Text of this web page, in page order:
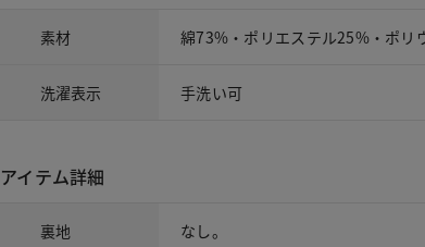
素材 綿73%・ポリエステル25%・ポリ
洗濯表示 手洗い可
アイテム詳細
裏地 なし。